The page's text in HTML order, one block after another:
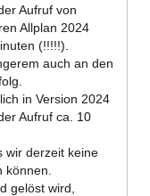
Aufruf von
Allplan 2024
(!!!!!).
auch an den
in Version 2024
Aufruf ca. 10
wir derzeit keine
gelöst wird,